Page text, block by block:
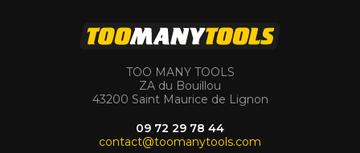
TOO MANY TOOLS
ZA du Bouillou
43200 Saint Maurice de Lignon
09 72 29 78 44
contact@toomanytools.com